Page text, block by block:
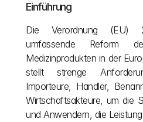
Einführung
Die Verordnung (EU)
umfassende Reform
Medizinprodukten in der
stellt strenge
Importeure, Händler,
Wirtschaftsakteure, um die
und Anwendern, die